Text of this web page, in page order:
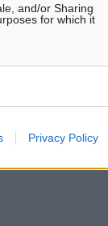
and/or Sharing
for which it
Privacy Policy